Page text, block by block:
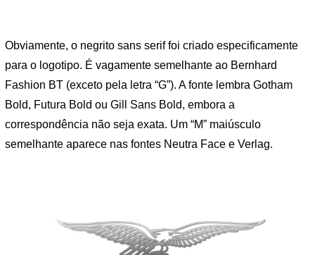
Obviamente, o negrito sans serif foi criado especificamente
para o logotipo. É vagamente semelhante ao Bernhard
Fashion BT (exceto pela letra “G”). A fonte lembra Gotham
Bold, Futura Bold ou Gill Sans Bold, embora a
correspondência não seja exata. Um “M” maiúsculo
semelhante aparece nas fontes Neutra Face e Verlag.